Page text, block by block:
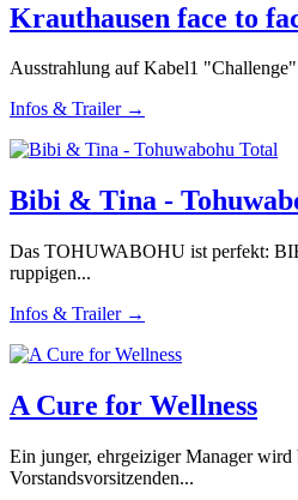
Krauthausen face to
Ausstrahlung auf Kabel1
Infos & Trailer →
Bibi & Tina -
Das TOHUWABOHU ist perfekt:
ruppigen...
Infos & Trailer →
A Cure for Wellness
Ein junger, ehrgeiziger Manager wird
Vorstandsvorsitzenden...